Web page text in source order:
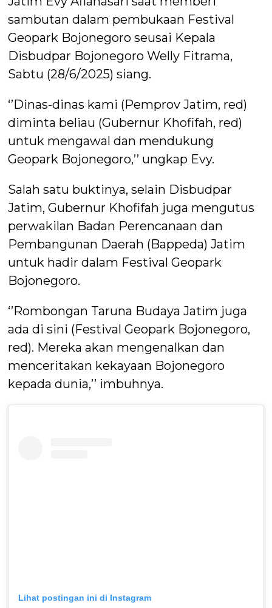
sambutan dalam pembukaan Festival
Geopark Bojonegoro seusai Kepala
Disbudpar Bojonegoro Welly Fitrama,
Sabtu (28/6/2025) siang.
‘’Dinas-dinas kami (Pemprov Jatim, red)
diminta beliau (Gubernur Khofifah, red)
untuk mengawal dan mendukung
Geopark Bojonegoro,’’ ungkap Evy.
Salah satu buktinya, selain Disbudpar
Jatim, Gubernur Khofifah juga mengutus
perwakilan Badan Perencanaan dan
Pembangunan Daerah (Bappeda) Jatim
untuk hadir dalam Festival Geopark
Bojonegoro.
‘’Rombongan Taruna Budaya Jatim juga
ada di sini (Festival Geopark Bojonegoro,
red). Mereka akan mengenalkan dan
menceritakan kekayaan Bojonegoro
kepada dunia,’’ imbuhnya.
Lihat postingan ini di Instagram